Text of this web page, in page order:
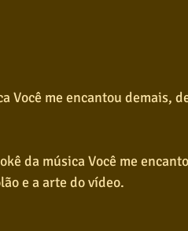
Você me encantou demais,
da música Você me
e a arte do vídeo.